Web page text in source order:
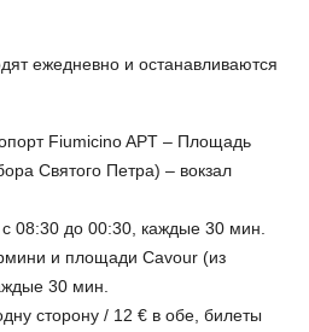
ежедневно и останавливаются
Fiumicino APT – Площадь
Святого Петра) – вокзал
с 08:30 до 00:30, каждые 30 мин.
и площади Cavour (из
30 мин.
сторону / 12 € в обе, билеты